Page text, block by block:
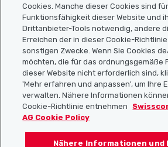
Sitemap
Nützliche Links
Localcities App herunterladen
Cookies. Manche dieser Cookies sind
Funktionsfähigkeit dieser Website und
Drittanbieter-Tools notwendig, andere
Erreichen der in dieser Cookie-
sonstigen Zwecke. Wenn Sie Cookies
möchten, die für das ordnungsgemäße
dieser Website nicht erforderlich sind,
'Mehr erfahren und anpassen', um Ihre
verwalten. Nähere Informationen
Cookie-Richtlinie entnehmen
AG Cookie Policy
Nähere Informationen und